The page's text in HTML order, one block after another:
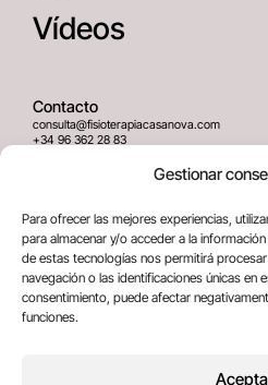
Gestionar
Para ofrecer las mejores experiencias,
para almacenar y/o acceder a la
de estas tecnologías nos permitirá
navegación o las identificaciones únicas en
consentimiento, puede afectar
funciones.
Vídeos
Contacto
consulta@fisioterapiacasanova.com
+34 96 362 28 83
Dirección
C/ Greses Nº12 (Bajo) 46020
Valencia, España
Términos legales